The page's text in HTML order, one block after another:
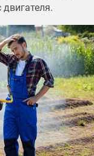
двигателя.